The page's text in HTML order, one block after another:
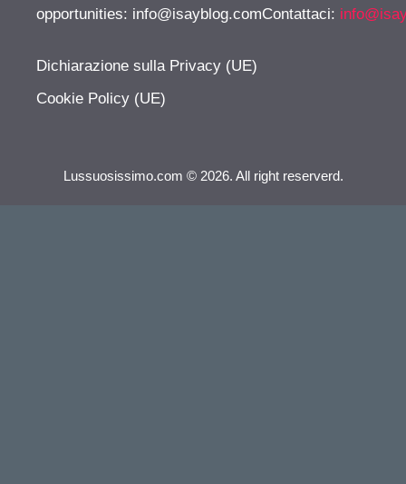
opportunities: info@isayblog.comContattaci:
Dichiarazione sulla Privacy (UE)
Cookie Policy (UE)
Lussuosissimo.com © 2026. All right reserverd.